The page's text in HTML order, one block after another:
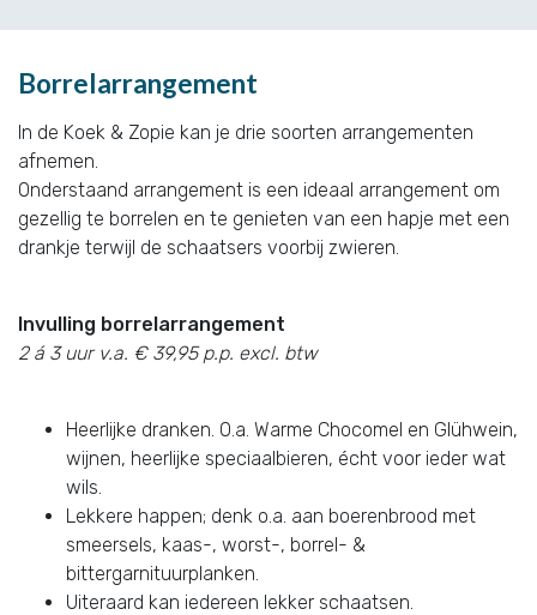
Borrelarrangement
In de Koek & Zopie kan je drie soorten arrangementen
afnemen.
Onderstaand arrangement is een ideaal arrangement om
gezellig te borrelen en te genieten van een hapje met een
drankje terwijl de schaatsers voorbij zwieren.
Invulling borrelarrangement
2 á 3 uur v.a. € 39,95 p.p. excl. btw
Heerlijke dranken. O.a. Warme Chocomel en Glühwein,
wijnen, heerlijke speciaalbieren, écht voor ieder wat
wils.
Lekkere happen; denk o.a. aan boerenbrood met
smeersels, kaas-, worst-, borrel- &
bittergarnituurplanken.
Uiteraard kan iedereen lekker schaatsen.